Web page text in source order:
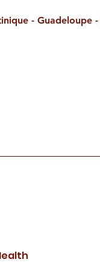
- Guadeloupe